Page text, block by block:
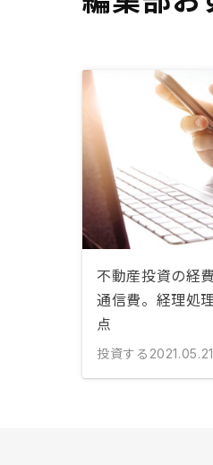
不動産投資の経
通信費。経理処
点
投資する 2021.05.21